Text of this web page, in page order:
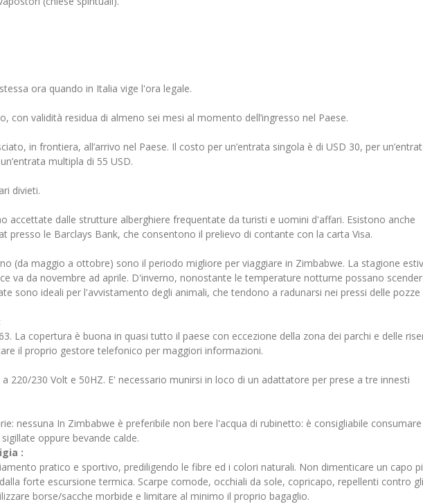
ora quando in Italia vige l'ora legale.
con validità residua di almeno sei mesi al momento dell’ingresso nel Paese.
in frontiera, all’arrivo nel Paese. Il costo per un’entrata singola è di USD 30, per
multipla di 55 USD.
divieti.
accettate dalle strutture alberghiere frequentate da turisti e uomini d'affari. Esistono anche
presso le Barclays Bank, che consentono il prelievo di contante con la carta Visa.
(da maggio a ottobre) sono il periodo migliore per viaggiare in Zimbabwe. La stagione
va da novembre ad aprile. D'inverno, nonostante le temperature notturne possano
sono ideali per l'avvistamento degli animali, che tendono a radunarsi nei pressi delle pozze
La copertura è buona in quasi tutto il paese con eccezione della zona dei parchi e delle
il proprio gestore telefonico per maggiori informazioni.
220/230 Volt e 50HZ. E' necessario munirsi in loco di un adattatore per prese a tre innesti
nessuna In Zimbabwe è preferibile non bere l'acqua di rubinetto: è consigliabile consumare
oppure bevande calde.
:
pratico e sportivo, prediligendo le fibre ed i colori naturali. Non dimenticare un capo
forte escursione termica. Scarpe comode, occhiali da sole, copricapo, repellenti contro gli
borse/sacche morbide e limitare al minimo il proprio bagaglio.